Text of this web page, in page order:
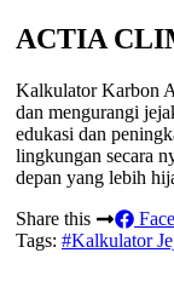
ACTIA
Kalkulator Karbon
dan mengurangi
edukasi dan
lingkungan secara
depan yang lebih
Share this
Tags: #Kalkulator